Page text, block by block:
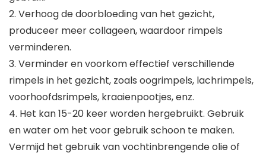
2. Verhoog de doorbloeding van het gezicht,
produceer meer collageen, waardoor rimpels
verminderen.
3. Verminder en voorkom effectief verschillende
rimpels in het gezicht, zoals oogrimpels, lachrimpels,
voorhoofdsrimpels, kraaienpootjes, enz.
4. Het kan 15-20 keer worden hergebruikt. Gebruik
en water om het voor gebruik schoon te maken.
Vermijd het gebruik van vochtinbrengende olie of